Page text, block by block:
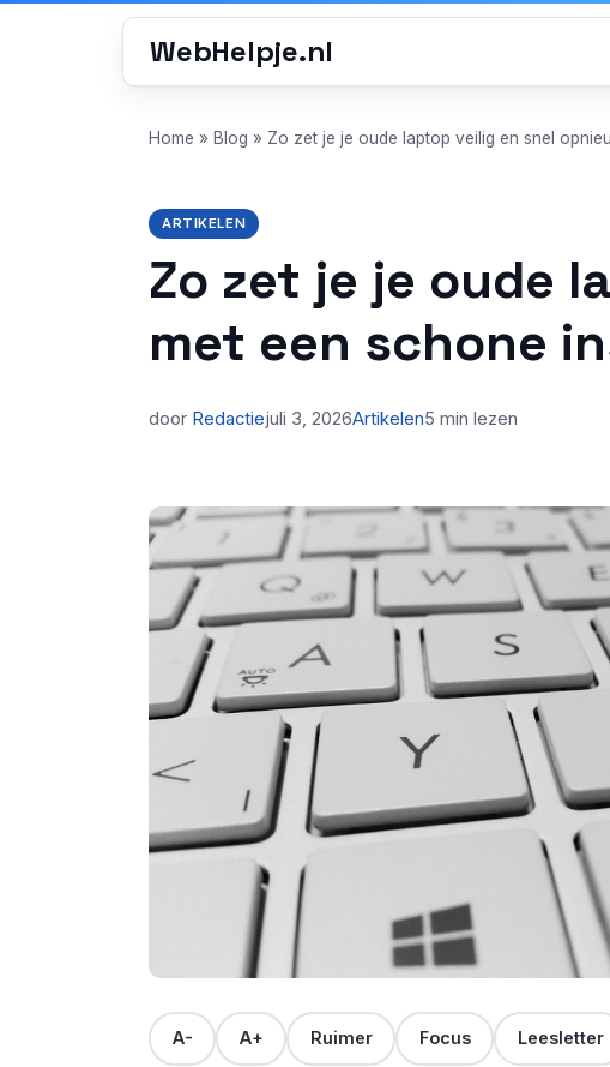
WebHelpje.nl
Home » Blog » Zo zet je je oude laptop veilig en snel
ARTIKELEN
Zo zet je je oude
met een schone
door Redactiejuli 3, 2026Artikelen5 min lezen
A- A+ Ruimer Focus Leesletter